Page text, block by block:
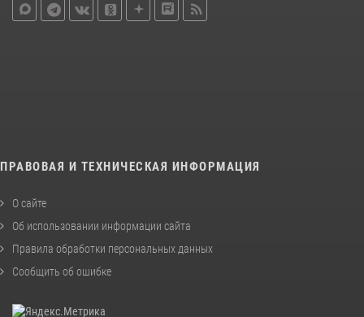
ПРАВОВАЯ И ТЕХНИЧЕСКАЯ ИНФОРМАЦИЯ
О сайте
Об использовании информации сайта
Правила обработки персональных данных
Сообщить об ошибке